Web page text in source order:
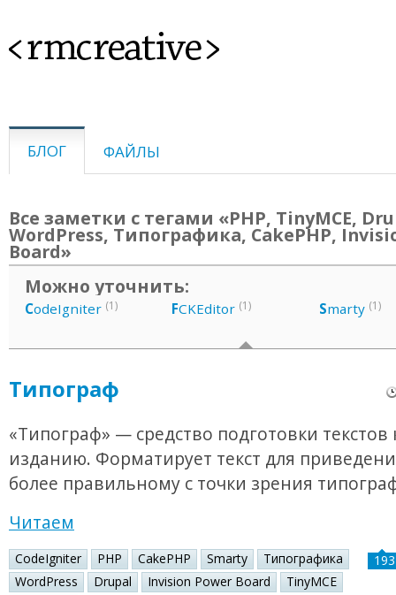
<rmcreative>
БЛОГ ФАЙЛЫ
Все заметки с тегами «PHP, TinyMCE,
WordPress, Типографика, CakePHP,
Board»
Можно уточнить:
CodeIgniter (1) FCKEditor (1) Smarty (1)
Типограф
«Типограф» — средство подготовки текстов
изданию. Форматирует текст для
более правильному с точки зрения
Читаем
CodeIgniter PHP CakePHP Smarty
Типографика
WordPress
Drupal Invision Power Board
TinyMCE